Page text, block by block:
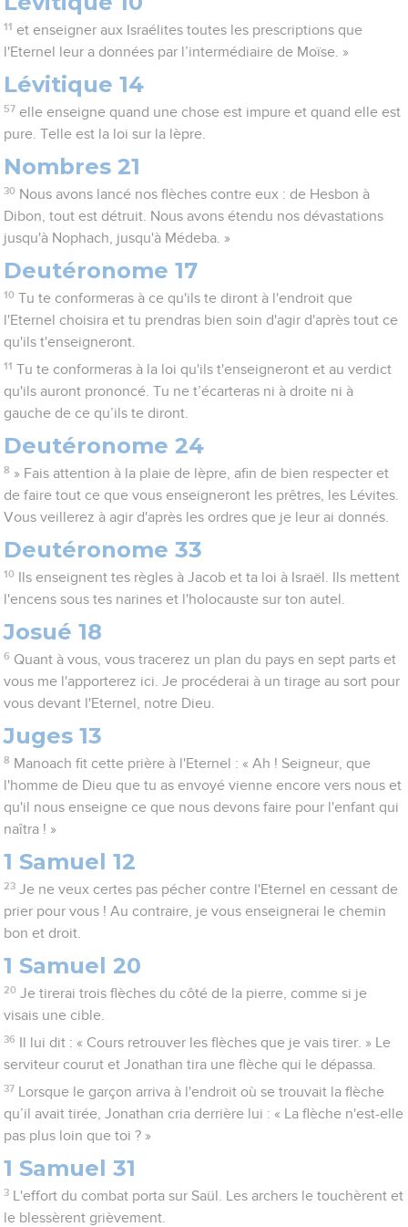
11 et enseigner aux Israélites toutes les prescriptions que
l'Eternel leur a données par l’intermédiaire de Moïse. »
Lévitique 14
57 elle enseigne quand une chose est impure et quand elle est
pure. Telle est la loi sur la lèpre.
Nombres 21
30 Nous avons lancé nos flèches contre eux : de Hesbon à
Dibon, tout est détruit. Nous avons étendu nos dévastations
jusqu'à Nophach, jusqu'à Médeba. »
Deutéronome 17
10 Tu te conformeras à ce qu'ils te diront à l'endroit que
l'Eternel choisira et tu prendras bien soin d'agir d'après tout ce
qu'ils t'enseigneront.
11 Tu te conformeras à la loi qu'ils t'enseigneront et au verdict
qu'ils auront prononcé. Tu ne t’écarteras ni à droite ni à
gauche de ce qu’ils te diront.
Deutéronome 24
8 » Fais attention à la plaie de lèpre, afin de bien respecter et
de faire tout ce que vous enseigneront les prêtres, les Lévites.
Vous veillerez à agir d'après les ordres que je leur ai donnés.
Deutéronome 33
10
Ils enseignent tes règles à Jacob et ta loi à Israël. Ils mettent
l'encens sous tes narines et l'holocauste sur ton autel.
Josué 18
6 Quant à vous, vous tracerez un plan du pays en sept parts et
vous me l'apporterez ici. Je procéderai à un tirage au sort pour
vous devant l'Eternel, notre Dieu.
Juges 13
8 Manoach fit cette prière à l'Eternel : « Ah ! Seigneur, que
l'homme de Dieu que tu as envoyé vienne encore vers nous et
qu'il nous enseigne ce que nous devons faire pour l'enfant qui
naîtra ! »
1 Samuel 12
23 Je ne veux certes pas pécher contre l'Eternel en cessant de
prier pour vous ! Au contraire, je vous enseignerai le chemin
bon et droit.
1 Samuel 20
20 Je tirerai trois flèches du côté de la pierre, comme si je
visais une cible.
36
Il lui dit : « Cours retrouver les flèches que je vais tirer. » Le
serviteur courut et Jonathan tira une flèche qui le dépassa.
37
Lorsque le garçon arriva à l'endroit où se trouvait la flèche
qu’il avait tirée, Jonathan cria derrière lui : « La flèche n'est-elle
pas plus loin que toi ? »
1 Samuel 31
3
L'effort du combat porta sur Saül. Les archers le touchèrent et
le blessèrent grièvement.